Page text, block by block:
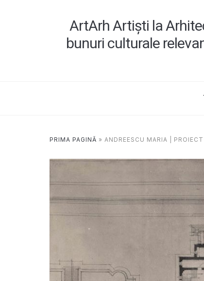
ArtArh Artiști la
bunuri culturale
PRIMA PAGINĂ » ANDREESCU MARIA | PROIECT